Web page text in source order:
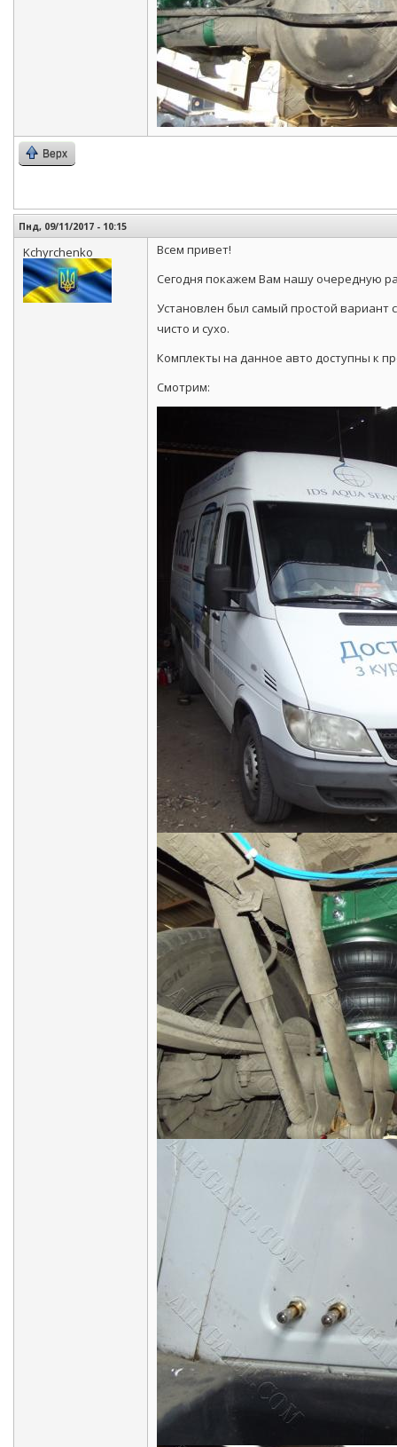
Верх
Пнд, 09/11/2017 - 10:15
Kchyrchenko
Всем привет!
Сегодня покажем Вам нашу очередную
Установлен был самый простой вариант
чисто и сухо.
Комплекты на данное авто доступны к
Смотрим: